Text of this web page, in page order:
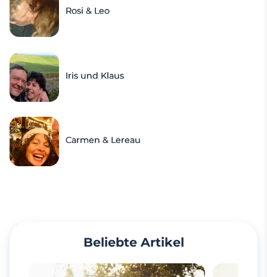
Rosi & Leo
Iris und Klaus
Carmen & Lereau
Beliebte Artikel